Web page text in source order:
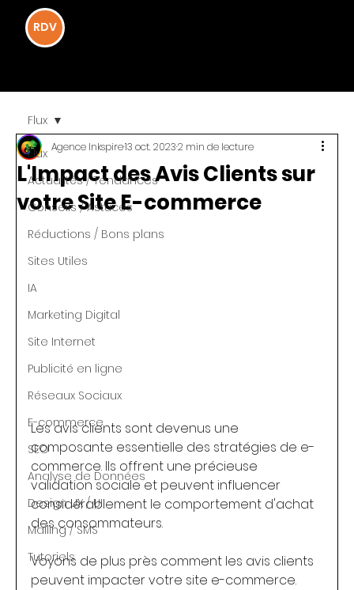
RDV
Flux
Actualités / Tendances
Conseils / Astuces
Réductions / Bons plans
Sites Utiles
IA
Marketing Digital
Site Internet
Publicité en ligne
Réseaux Sociaux
E-commerce
SEO
Analyse de Données
Design UX / UI
Mailing / SMS
Tutoriels
Flux
L'Impact des Avis Clients sur
votre Site E-commerce
Agence Inkspire13 oct. 20232 min de lecture
Les avis clients sont devenus une
composante essentielle des stratégies de e-
commerce. Ils offrent une précieuse
validation sociale et peuvent influencer
considérablement le comportement d'achat
des consommateurs.
Voyons de plus près comment les avis clients
peuvent impacter votre site e-commerce.